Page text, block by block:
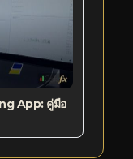
App: คู่มือ